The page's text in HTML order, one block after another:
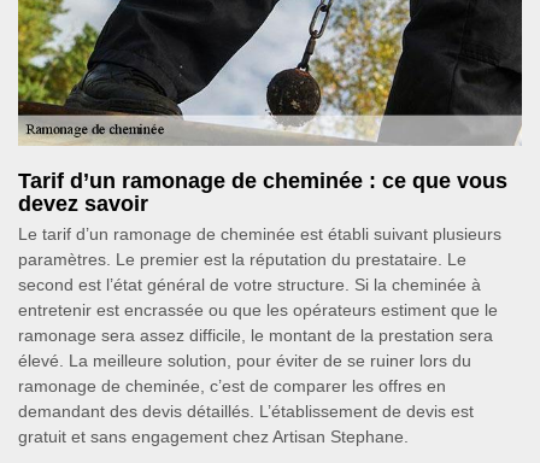
Tarif d’un ramonage de cheminée : ce que vous
devez savoir
Le tarif d’un ramonage de cheminée est établi suivant plusieurs
paramètres. Le premier est la réputation du prestataire. Le
second est l’état général de votre structure. Si la cheminée à
entretenir est encrassée ou que les opérateurs estiment que le
ramonage sera assez difficile, le montant de la prestation sera
élevé. La meilleure solution, pour éviter de se ruiner lors du
ramonage de cheminée, c’est de comparer les offres en
demandant des devis détaillés. L’établissement de devis est
gratuit et sans engagement chez Artisan Stephane.